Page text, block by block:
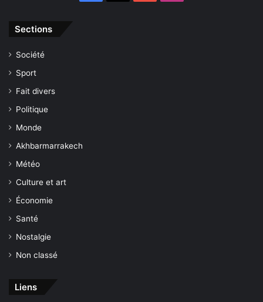
Sections
Société
Sport
Fait divers
Politique
Monde
Akhbarmarrakech
Météo
Culture et art
Économie
Santé
Nostalgie
Non classé
Liens